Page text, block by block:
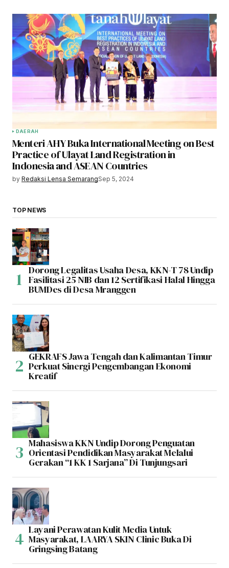
DAERAH
Menteri AHY Buka International Meeting on Best
Practice of Ulayat Land Registration in
Indonesia and ASEAN Countries
by Redaksi Lensa SemarangSep 5, 2024
TOP NEWS
Dorong Legalitas Usaha Desa, KKN-T 78 Undip
Fasilitasi 25 NIB dan 12 Sertifikasi Halal Hingga
BUMDes di Desa Mranggen
GEKRAFS Jawa Tengah dan Kalimantan Timur
Perkuat Sinergi Pengembangan Ekonomi
Kreatif
Mahasiswa KKN Undip Dorong Penguatan
Orientasi Pendidikan Masyarakat Melalui
Gerakan “1 KK 1 Sarjana” Di Tunjungsari
Layani Perawatan Kulit Media Untuk
Masyarakat, LAARYA SKIN Clinic Buka Di
Gringsing Batang